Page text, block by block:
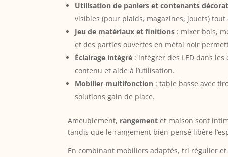
Utilisation de paniers et contenants
visibles (pour plaids, magazines, jouets)
Jeu de matériaux et finitions : mixer bois,
et des parties ouvertes en métal noir
Éclairage intégré : intégrer des LED dans
contenu et aide à l’utilisation.
Mobilier multifonction : table basse avec
solutions gain de place.
Ameublement, rangement et maison sont
tandis que le rangement bien pensé libère
En combinant mobiliers adaptés, tri régulier